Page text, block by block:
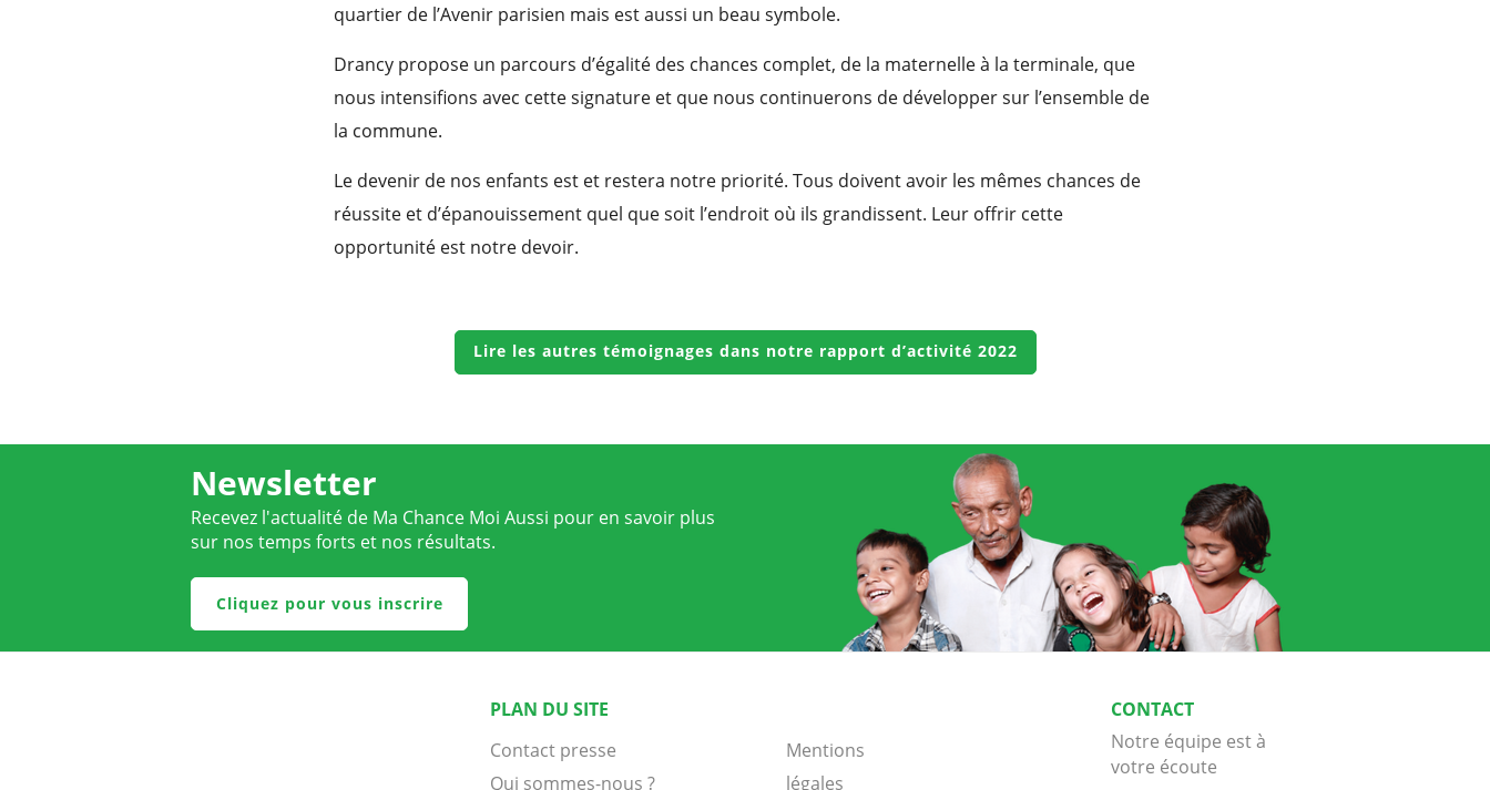
quartier de l’Avenir parisien mais est aussi un beau symbole.
Drancy propose un parcours d’égalité des chances complet, de la maternelle à la terminale, que
nous intensifions avec cette signature et que nous continuerons de développer sur l’ensemble de
la commune.
Le devenir de nos enfants est et restera notre priorité. Tous doivent avoir les mêmes chances de
réussite et d’épanouissement quel que soit l’endroit où ils grandissent. Leur offrir cette
opportunité est notre devoir.
Lire les autres témoignages dans notre rapport d’activité 2022
Newsletter
Recevez l'actualité de Ma Chance Moi Aussi pour en savoir plus
sur nos temps forts et nos résultats.
Cliquez pour vous inscrire
CONTACT
Notre équipe est à
votre écoute
PLAN DU SITE
Contact presse
Qui sommes-nous ?
Mentions
légales